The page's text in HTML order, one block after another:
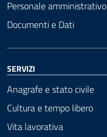
Personale amministrativo
Documenti e Dati
SERVIZI
Anagrafe e stato civile
Cultura e tempo libero
Vita lavorativa